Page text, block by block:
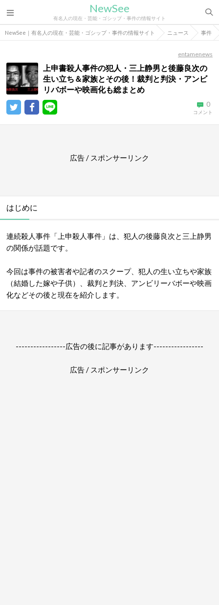
NewSee
有名人の現在・芸能・ゴシップ・事件の情報サイト
NewSee｜有名人の現在・芸能・ゴシップ・事件の情報サイト ニュース 事件
entamenews
上申書殺人事件の犯人・三上静男と後藤良次の
生い立ち＆家族とその後！裁判と判決・アンビ
リバボーや映画化も総まとめ
0
コメント
広告 / スポンサーリンク
はじめに
連続殺人事件「上申殺人事件」は、犯人の後藤良次と三上静男
の関係が話題です。
今回は事件の被害者や記者のスクープ、犯人の生い立ちや家族
（結婚した嫁や子供）、裁判と判決、アンビリーバボーや映画
化などその後と現在を紹介します。
-----------------広告の後に記事があります-----------------
広告 / スポンサーリンク